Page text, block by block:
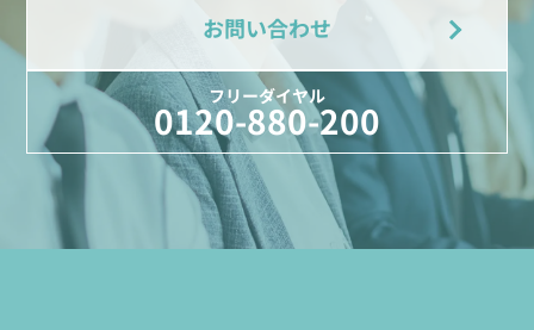
お問い合わせ
フリーダイヤル
0120-880-200